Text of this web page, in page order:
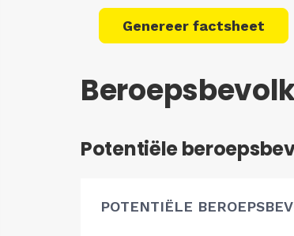
Genereer factsheet
Potentiële
POTENTIËLE